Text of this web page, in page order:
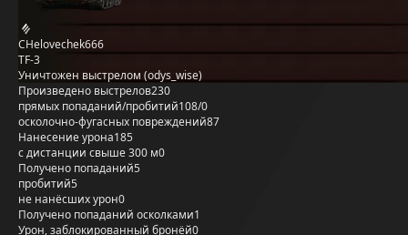
CHelovechek666
TF-3
Уничтожен выстрелом (odys_wise)
Произведено выстрелов230
прямых попаданий/пробитий108/0
осколочно-фугасных повреждений87
Нанесение урона185
с дистанции свыше 300 м0
Получено попаданий5
пробитий5
не нанёсших урон0
Получено попаданий осколками1
Урон, заблокированный бронёй0